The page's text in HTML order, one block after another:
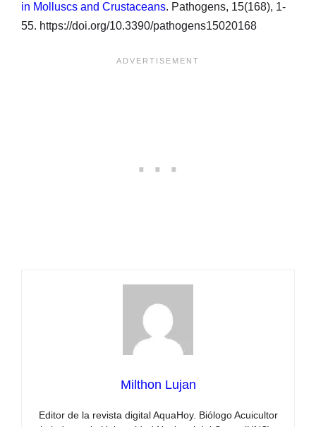
in Molluscs and Crustaceans. Pathogens, 15(168), 1-
55. https://doi.org/10.3390/pathogens15020168
Milthon Lujan
Editor de la revista digital AquaHoy. Biólogo Acuicultor